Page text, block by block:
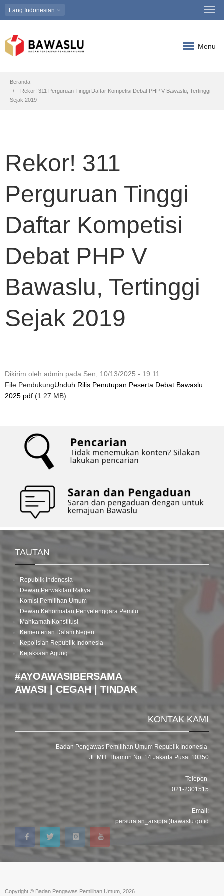
Lang Indonesian
Menu
Breadcrumb
Beranda
Rekor! 311 Perguruan Tinggi Daftar Kompetisi Debat PHP V Bawaslu, Tertinggi
Sejak 2019
Rekor! 311
Perguruan Tinggi
Daftar Kompetisi
Debat PHP V
Bawaslu, Tertinggi
Sejak 2019
Dikirim oleh admin pada Sen, 10/13/2025 - 19:11
File PendukungUnduh Rilis Penutupan Peserta Debat Bawaslu
2025.pdf (1.27 MB)
TAUTAN
Republik Indonesia
Dewan Perwakilan Rakyat
Komisi Pemilihan Umum
Dewan Kehormatan Penyelenggara Pemilu
Mahkamah Konstitusi
Kementerian Dalam Negeri
Kepolisian Republik Indonesia
Kejaksaan Agung
#AYOAWASIBERSAMA
AWASI | CEGAH | TINDAK
KONTAK KAMI
Badan Pengawas Pemilihan Umum Republik Indonesia
Jl. MH. Thamrin No. 14 Jakarta Pusat 10350
Telepon
021-2301515
Email:
persuratan_arsip(at)bawaslu.go.id
Copyright © Badan Pengawas Pemilihan Umum, 2026